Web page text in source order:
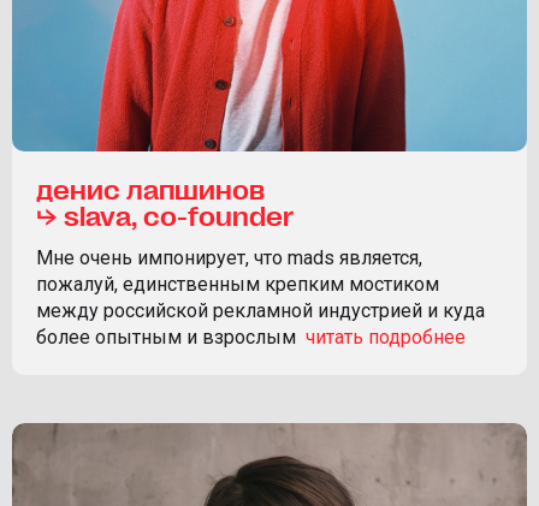
денис лапшинов
⮡ slava, co-founder
Мне очень импонирует, что mads является,
пожалуй, единственным крепким мостиком
между российской рекламной индустрией и куда
более опытным и взрослым